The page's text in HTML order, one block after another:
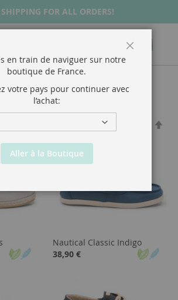
SHIPPING FOR ALL ORDERS!
Chercher
Nautical Classic Indigo
38,90 €
en train de naviguer sur notre
boutique de France.
votre pays pour continuer avec
l’achat:
Aller à la Boutique